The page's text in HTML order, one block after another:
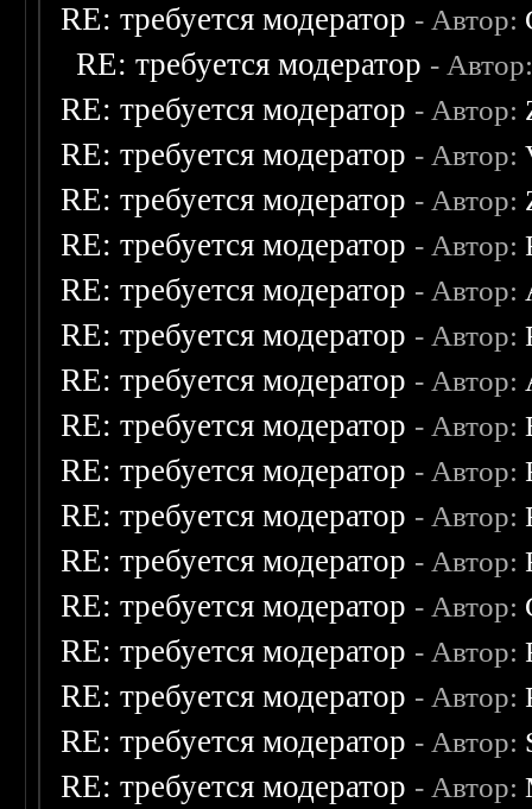
RE: требуется модератор - Автор:
RE: требуется модератор -
RE: требуется модератор - Автор:
RE: требуется модератор - Автор:
RE: требуется модератор - Автор:
RE: требуется модератор - Автор:
RE: требуется модератор - Автор:
RE: требуется модератор - Автор:
RE: требуется модератор - Автор:
RE: требуется модератор - Автор:
RE: требуется модератор - Автор:
RE: требуется модератор - Автор:
RE: требуется модератор - Автор:
RE: требуется модератор - Автор:
RE: требуется модератор - Автор:
RE: требуется модератор - Автор:
RE: требуется модератор - Автор:
RE: требуется модератор - Автор: